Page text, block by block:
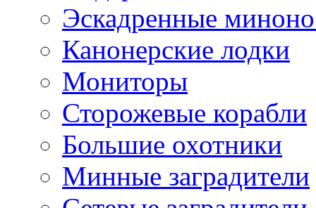
Эскадренные
Канонерские лодки
Мониторы
Сторожевые корабли
Большие охотники
Минные заградители